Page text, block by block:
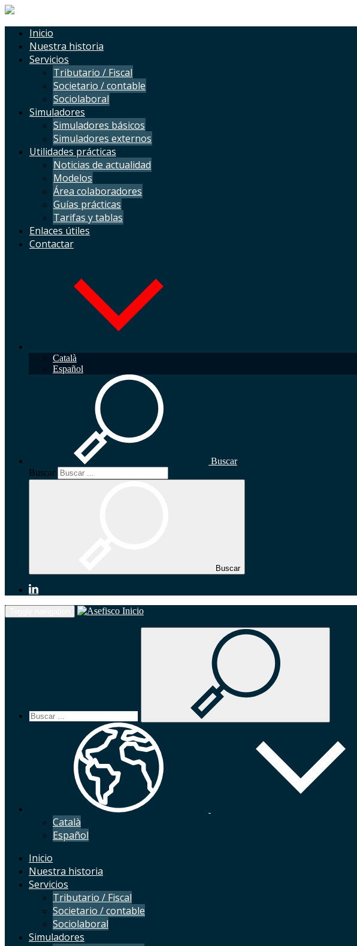
Inicio
Nuestra historia
Servicios
Tributario / Fiscal
Societario / contable
Sociolaboral
Simuladores
Simuladores básicos
Simuladores externos
Utilidades prácticas
Noticias de actualidad
Modelos
Área colaboradores
Guías prácticas
Tarifas y tablas
Enlaces útiles
Contactar
Català
Español
Buscar
Buscar
Buscar
Inicio
Català
Español
Inicio
Nuestra historia
Servicios
Tributario / Fiscal
Societario / contable
Sociolaboral
Simuladores